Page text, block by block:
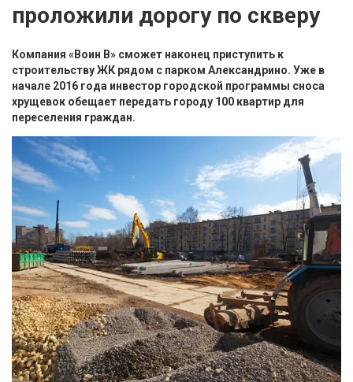
проложили дорогу по скверу
Компания «Воин В» сможет наконец приступить к
строительству ЖК рядом с парком Александрино. Уже в
начале 2016 года инвестор городской программы сноса
хрущевок обещает передать городу 100 квартир для
переселения граждан.